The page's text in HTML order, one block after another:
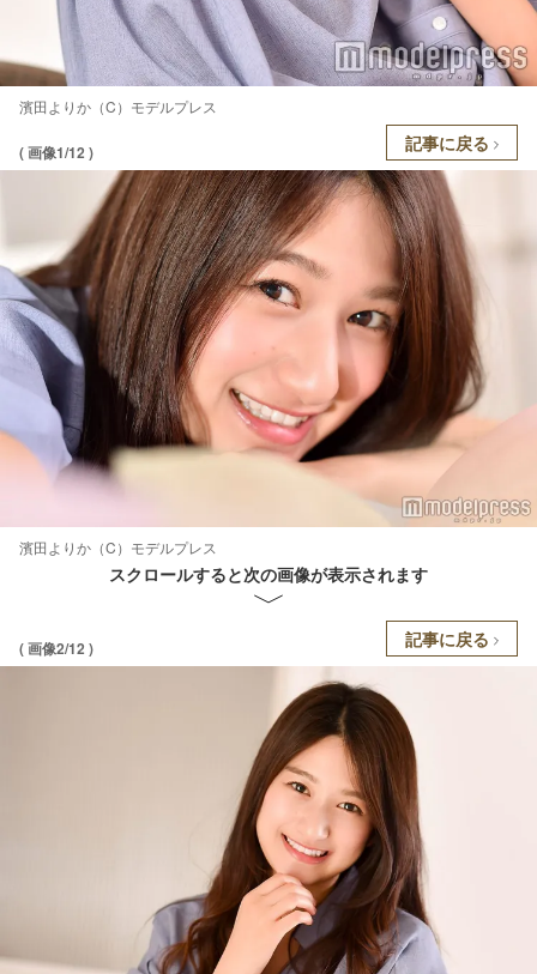
濱田よりか（C）モデルプレス
( 画像1/12 ) 記事に戻る
濱田よりか（C）モデルプレス
スクロールすると次の画像が表示されます
( 画像2/12 ) 記事に戻る